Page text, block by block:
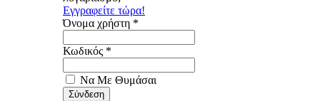
Εγγραφείτε τώρα!
Όνομα χρήστη *
Κωδικός *
Να Με Θυμάσαι